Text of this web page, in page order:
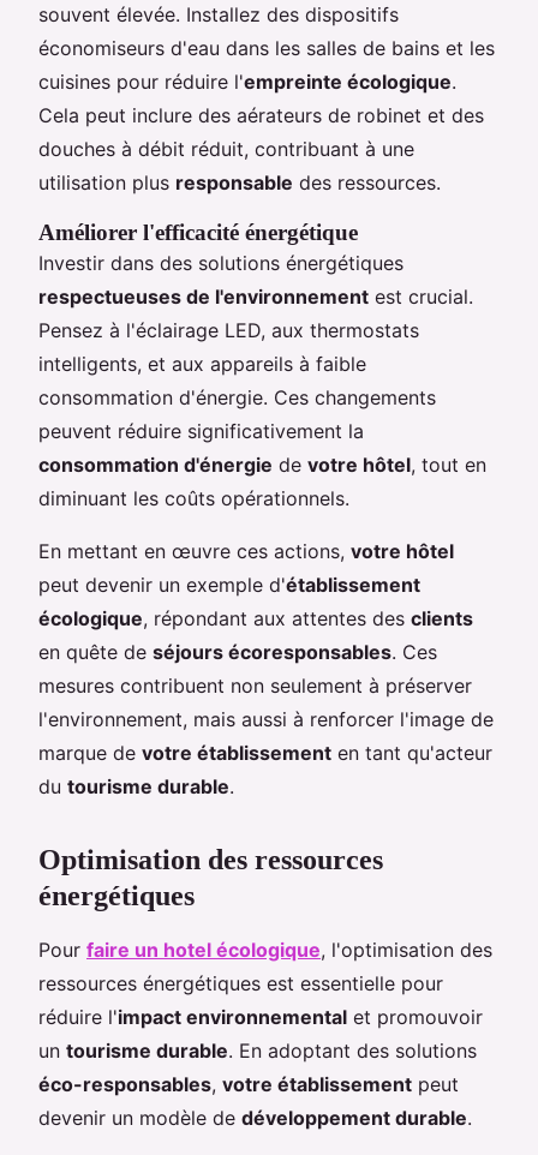
souvent élevée. Installez des dispositifs
économiseurs d'eau dans les salles de bains et les
cuisines pour réduire l'empreinte écologique.
Cela peut inclure des aérateurs de robinet et des
douches à débit réduit, contribuant à une
utilisation plus responsable des ressources.
Améliorer l'efficacité énergétique
Investir dans des solutions énergétiques
respectueuses de l'environnement est crucial.
Pensez à l'éclairage LED, aux thermostats
intelligents, et aux appareils à faible
consommation d'énergie. Ces changements
peuvent réduire significativement la
consommation d'énergie de votre hôtel, tout en
diminuant les coûts opérationnels.
En mettant en œuvre ces actions, votre hôtel
peut devenir un exemple d'établissement
écologique, répondant aux attentes des clients
en quête de séjours écoresponsables. Ces
mesures contribuent non seulement à préserver
l'environnement, mais aussi à renforcer l'image de
marque de votre établissement en tant qu'acteur
du tourisme durable.
Optimisation des ressources
énergétiques
Pour faire un hotel écologique, l'optimisation des
ressources énergétiques est essentielle pour
réduire l'impact environnemental et promouvoir
un tourisme durable. En adoptant des solutions
éco-responsables, votre établissement peut
devenir un modèle de développement durable.